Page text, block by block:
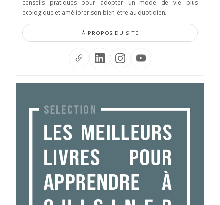
conseils pratiques pour adopter un mode de vie plus
écologique et améliorer son bien-être au quotidien.
À PROPOS DU SITE